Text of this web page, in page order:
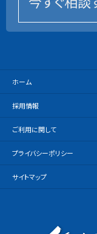
ホーム
採用情報
ご利用に関して
プライバシーポリシー
サイトマップ